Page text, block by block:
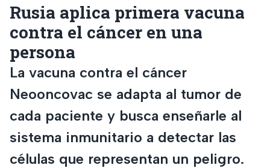
Rusia aplica primera vacuna
contra el cáncer en una
persona
La vacuna contra el cáncer
Neooncovac se adapta al tumor de
cada paciente y busca enseñarle al
sistema inmunitario a detectar las
células que representan un peligro.